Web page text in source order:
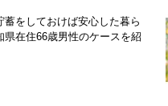
をしておけば安心した暮ら
在住66歳男性のケースを紹